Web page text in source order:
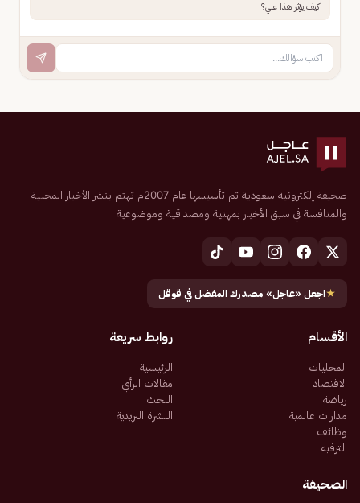
كيف يؤثر هذا علي؟
صحيفة إلكترونية سعودية تم تأسيسها عام 2007م تهتم بنشر الأخبار المحلية
والمنافسة في سبق الأخبار بمهنية ومصداقية وموضوعية
★اجعل «عاجل» مصدرك المفضل في قوقل
الأقسام
المحليات
الاقتصاد
رياضة
مدارات عالمية
وظائف
الترفيه
روابط سريعة
الرئيسية
مقالات الرأي
البحث
النشرة البريدية
الصحيفة